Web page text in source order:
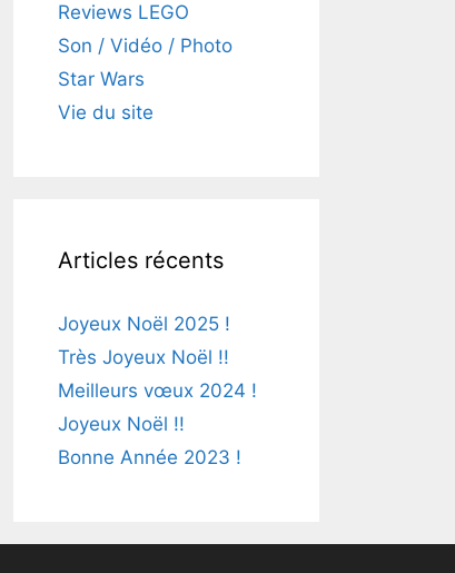
Reviews LEGO
Son / Vidéo / Photo
Star Wars
Vie du site
Articles récents
Joyeux Noël 2025 !
Très Joyeux Noël !!
Meilleurs vœux 2024 !
Joyeux Noël !!
Bonne Année 2023 !